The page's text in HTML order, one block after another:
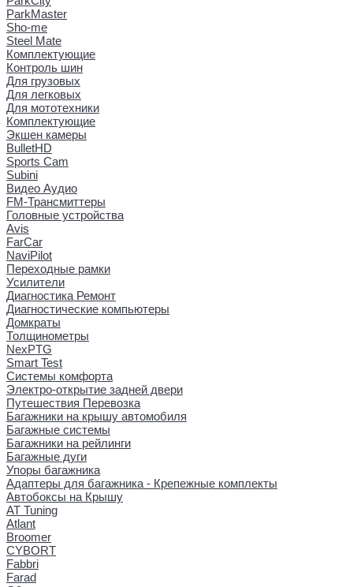
ParkMaster
Sho-me
Steel Mate
Комплектующие
Контроль шин
Для грузовых
Для легковых
Для мототехники
Комплектующие
Экшен камеры
BulletHD
Sports Cam
Subini
Видео Аудио
FM-Трансмиттеры
Головные устройства
Avis
FarCar
NaviPilot
Переходные рамки
Усилители
Диагностика Ремонт
Диагностические компьютеры
Домкраты
Толщинометры
NexPTG
Smart Test
Системы комфорта
Электро-открытие задней двери
Путешествия Перевозка
Багажники на крышу автомобиля
Багажные системы
Багажники на рейлинги
Багажные дуги
Упоры багажника
Адаптеры для багажника - Крепежные комплекты
Автобоксы на Крышу
AT Tuning
Atlant
Broomer
CYBORT
Fabbri
Farad